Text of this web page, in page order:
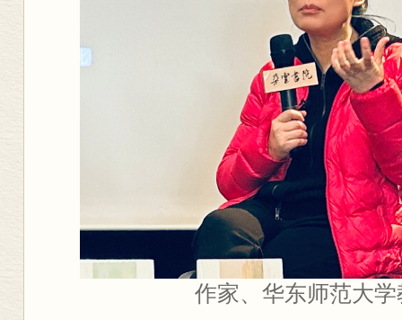
作家、华东师范大